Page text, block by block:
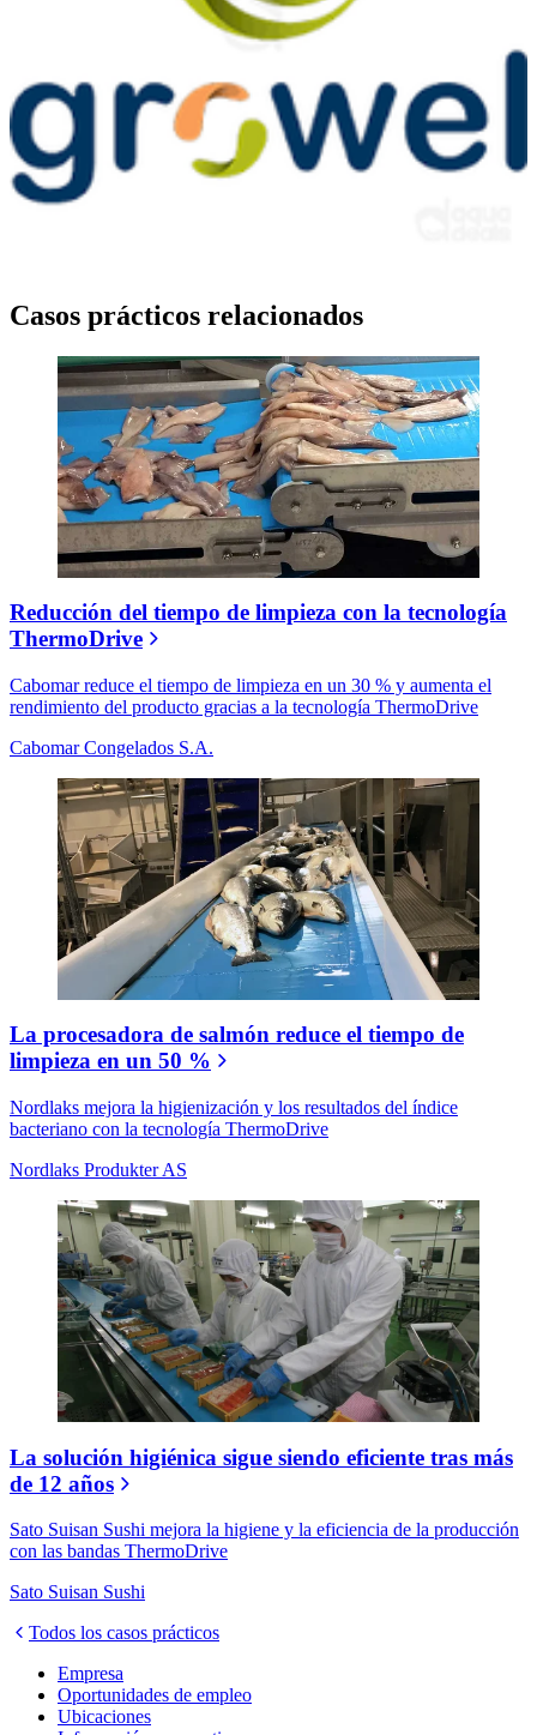
Casos prácticos relacionados
Reducción del tiempo de limpieza con la tecnología
ThermoDrive
Cabomar reduce el tiempo de limpieza en un 30 % y aumenta el
rendimiento del producto gracias a la tecnología ThermoDrive
Cabomar Congelados S.A.
La procesadora de salmón reduce el tiempo de
limpieza en un 50 %
Nordlaks mejora la higienización y los resultados del índice
bacteriano con la tecnología ThermoDrive
Nordlaks Produkter AS
La solución higiénica sigue siendo eficiente tras más
de 12 años
Sato Suisan Sushi mejora la higiene y la eficiencia de la producción
con las bandas ThermoDrive
Sato Suisan Sushi
Todos los casos prácticos
Empresa
Oportunidades de empleo
Ubicaciones